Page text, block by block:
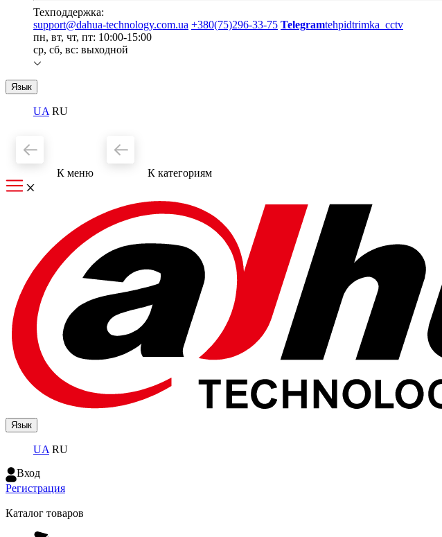
Техподдержка:
support@dahua-technology.com.ua +380(75)296-33-75 Telegramtehpidtrimka_cctv
пн, вт, чт, пт: 10:00-15:00
ср, сб, вс: выходной
Язык
UA RU
К меню К категориям
Язык
UA RU
Вход
Регистрация
Каталог товаров